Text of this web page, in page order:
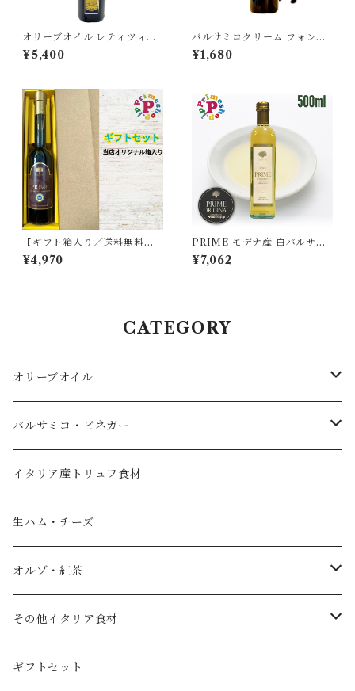
オリーブオイル レティツィア
DOPモンティ・イブレイ エキ
ストラバージン 500ml イタリ
¥5,400
バルサミコクリーム フォンド
モンテベロ 砂糖不使用 イタリ
ア モデナ 250ml バルサミコ
¥1,680
【ギフト箱入り／送料無料】
プライムバルサミコ酢 IGP認
定 高濃度 モデナ産 250ml PR
¥4,970
PRIME モデナ産 白バルサミ
コ プライムホワイトバルサミ
コ酢 500ml フードアドベンチ
¥7,062
CATEGORY
オリーブオイル
エキストラバージンオリーブオイル
フレーバーオイル
ノベッロ（秋の新油）
ピュアオリーブオイル
国産エキストラバージンオリーブオイル
バルサミコ・ビネガー
黒バルサミコ
白バルサミコ
ピンク（ロゼ）バルサミコ
その他調味料（コンディメント）
スペイン産ワインビネガー
イタリア産トリュフ食材
生ハム・チーズ
オルゾ・紅茶
コーヒー豆
紅茶・ハーブティー
その他イタリア食材
トマト
ギフトセット